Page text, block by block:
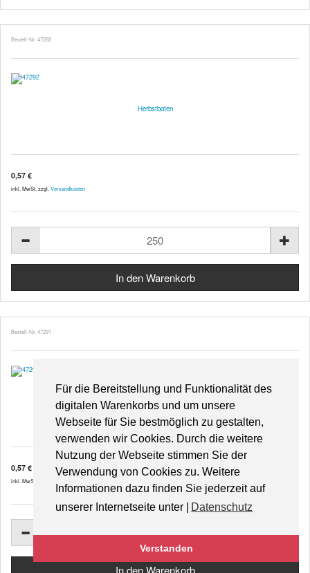
Für die Bereitstellung und Funktionalität des
digitalen Warenkorbs und um unsere
Webseite für Sie bestmöglich zu gestalten,
verwenden wir Cookies. Durch die weitere
Nutzung der Webseite stimmen Sie der
Verwendung von Cookies zu. Weitere
Informationen dazu finden Sie jederzeit auf
unserer Internetseite unter |
Datenschutz
Verstanden
Bestell-Nr. 47292
Herbstboten
0,57 €
inkl. MwSt. zzgl. Versandkosten
Bestell-Nr. 47291
Lila Lupinen
0,57 €
inkl. MwSt. zzgl.